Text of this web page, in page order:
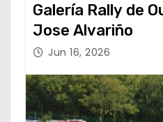
Galería Rally de
Jose Alvariño
Jun 16, 2026